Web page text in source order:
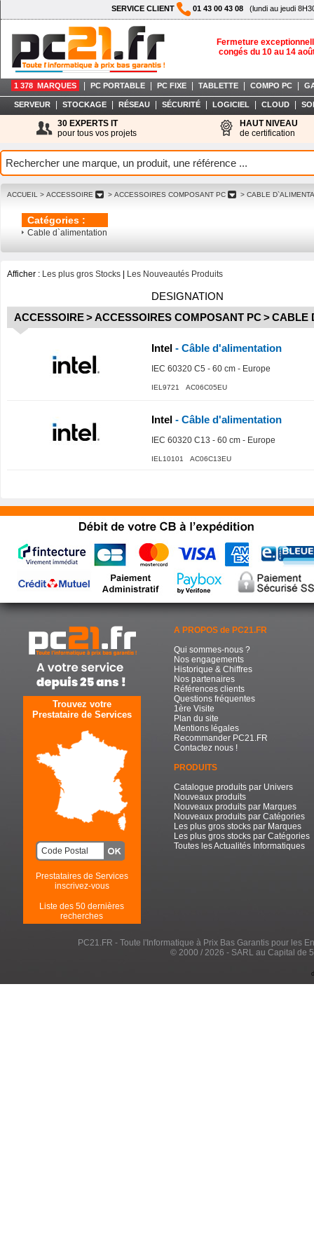
SERVICE CLIENT 01 43 00 43 08 (lundi au jeudi
Fermeture
congés du 10 au 14
1 378 MARQUES PC PORTABLE PC FIXE TABLETTE COMPO PC
SERVEUR STOCKAGE RÉSEAU SÉCURITÉ LOGICIEL CLOUD
30 EXPERTS IT
pour tous vos projets
HAUT NIVEAU
de certification
ACCUEIL > ACCESSOIRE > ACCESSOIRES COMPOSANT PC > CABLE
Catégories :
Cable d`alimentation
Afficher : Les plus gros Stocks Les Nouveautés Produits
DESIGNATION
ACCESSOIRE>ACCESSOIRES COMPOSANT PC>CABLE
Intel - Câble d'alimentation
IEC 60320 C5 - 60 cm - Europe
IEL9721 AC06C05EU
Intel - Câble d'alimentation
IEC 60320 C13 - 60 cm - Europe
IEL10101 AC06C13EU
Trouvez votre
Prestataire de Services
Prestataires de Services
inscrivez-vous
Liste des 50 dernières
recherches
A PROPOS de PC21.FR
Qui sommes-nous ?
Nos engagements
Historique & Chiffres
Nos partenaires
Références clients
Questions fréquentes
1ère Visite
Plan du site
Mentions légales
Recommander PC21.FR
Contactez nous !
PRODUITS
Catalogue produits par Univers
Nouveaux produits
Nouveaux produits par Marques
Nouveaux produits par Catégories
Les plus gros stocks par Marques
Les plus gros stocks par Catégories
Toutes les Actualités Informatiques
PC21.FR - Toute l'Informatique à Prix Bas Garantis pour les
© 2000 / 2026 - SARL au Capital de